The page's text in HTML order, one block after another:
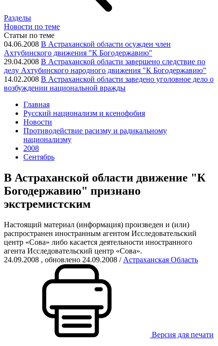
Разделы
Новости по теме
Статьи по теме
04.06.2008 В Астраханской области осужден член
Ахтубинского движения "К Богодержавию"
29.04.2008 В Астраханской области завершено следствие по
делу Ахтубинского народного движения "К Богодержавию"
14.02.2008 В Астраханской области заведено уголовное дело о
возбуждении национальной вражды
Главная
Русский национализм и ксенофобия
Новости
Противодействие расизму и радикальному
национализму
2008
Сентябрь
В Астраханской области движение "К
Богодержавию" признано
экстремистским
Настоящий материал (информация) произведен и (или)
распространен иностранным агентом Исследовательский
центр «Сова» либо касается деятельности иностранного
агента Исследовательский центр «Сова».
24.09.2008 , обновлено 24.09.2008 / Астраханская Область
Версия для печати